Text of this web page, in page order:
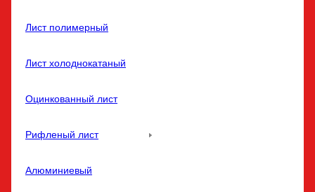
Лист полимерный
Лист холоднокатаный
Оцинкованный лист
Рифленый лист
Алюминиевый